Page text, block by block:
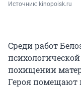
Источник: kinopoisk.ru
Среди работ
похищении
Героя помещают